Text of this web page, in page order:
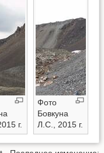
г.
Фото
Бовкуна
Л.С., 2015 г.